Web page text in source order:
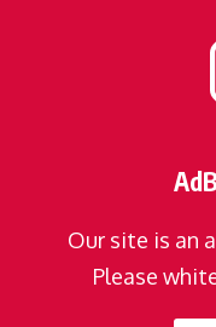
Our site is an
Please